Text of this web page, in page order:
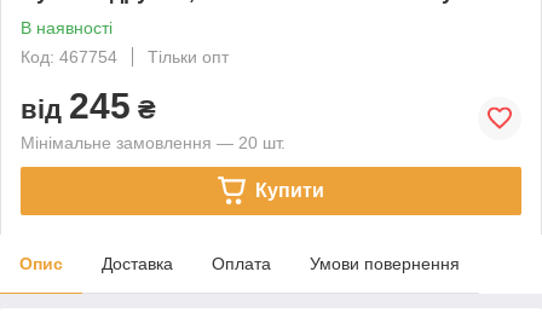
В наявності
Код: 467754
Тільки опт
від 245 ₴
Мінімальне замовлення — 20 шт.
Купити
Опис Доставка Оплата Умови повернення